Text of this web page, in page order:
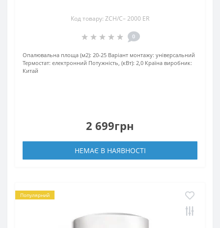
Код товару: ZCH/С– 2000 ER
0
Опалювальна площа (м2): 20-25 Варіант монтажу: універсальний
Термостат: електронний Потужність, (кВт): 2,0 Країна виробник:
Китай
2 699грн
НЕМАЄ В НАЯВНОСТІ
Популярний